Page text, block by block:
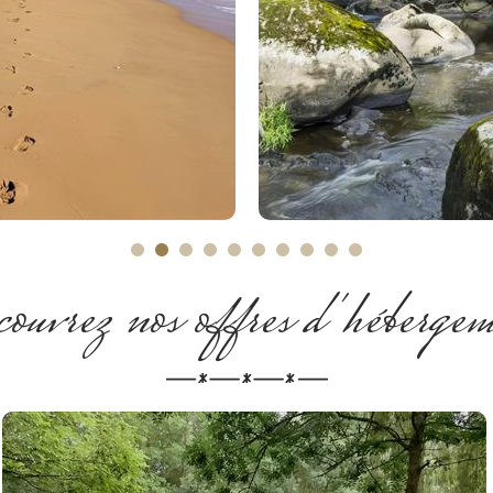
Plus d'informations
Plus
nos offres